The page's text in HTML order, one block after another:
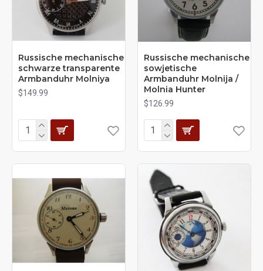
Russische mechanische
schwarze transparente
Armbanduhr Molniya
$149.99
Russische mechanische
sowjetische
Armbanduhr Molnija /
Molnia Hunter
$126.99